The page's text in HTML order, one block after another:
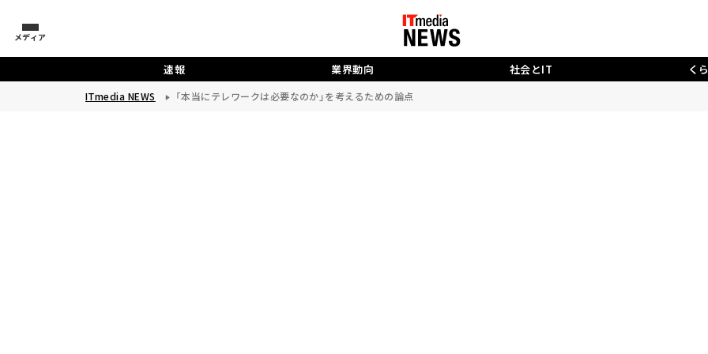
メディア
速報 業界動向 社会とIT く
ITmedia NEWS 「本当にテレワークは必要なのか」を考えるための論点